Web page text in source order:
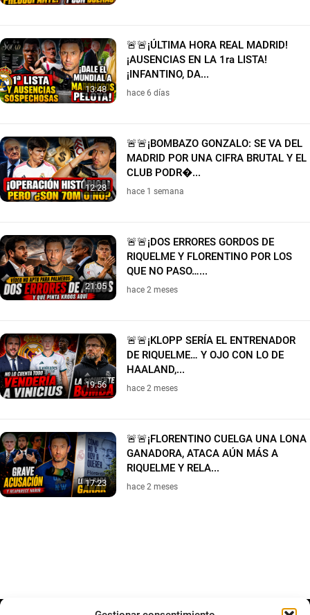
13:48
🚨🚨¡ÚLTIMA HORA REAL MADRID!
¡AUSENCIAS EN LA 1ra LISTA!
¡INFANTINO, DA...
hace 6 días
12:28
🚨🚨¡BOMBAZO GONZALO: SE VA DEL
MADRID POR UNA CIFRA BRUTAL Y EL
CLUB PODR�...
hace 1 semana
21:05
🚨🚨¡DOS ERRORES GORDOS DE
RIQUELME Y FLORENTINO POR LOS
QUE NO PASO…...
hace 2 meses
19:56
🚨🚨¡KLOPP SERÍA EL ENTRENADOR
DE RIQUELME… Y OJO CON LO DE
HAALAND,...
hace 2 meses
17:23
🚨🚨¡FLORENTINO CUELGA UNA LONA
GANADORA, ATACA AÚN MÁS A
RIQUELME Y RELA...
hace 2 meses